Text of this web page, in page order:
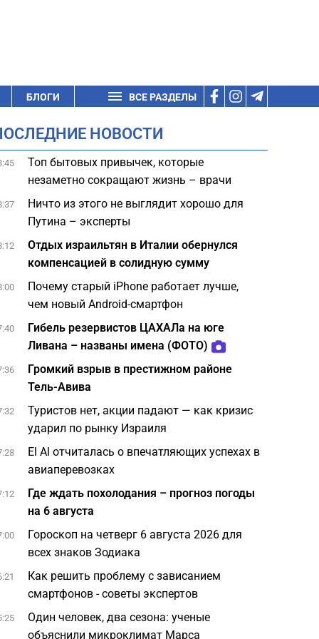
БЛОГИ ВСЕ РАЗДЕЛЫ
НОВОСТИ
Топ бытовых привычек, которые
незаметно сокращают жизнь – врачи
Ничто из этого не выглядит хорошо для
Путина – эксперты
Отдых израильтян в Италии обернулся
компенсацией в солидную сумму
Почему старый iPhone работает лучше,
чем новый Android-смартфон
Гибель резервистов ЦАХАЛа на юге
Ливана – названы имена (ФОТО)
Громкий взрыв в престижном районе
Тель-Авива
Туристов нет, акции падают — как кризис
ударил по рынку Израиля
El Al отчиталась о впечатляющих успехах в
авиаперевозках
Где ждать похолодания – прогноз погоды
на 6 августа
Гороскоп на четверг 6 августа 2026 для
всех знаков Зодиака
Как решить проблему с зависанием
смартфонов - советы экспертов
Один человек, два сезона: ученые
объяснили микроклимат Марса